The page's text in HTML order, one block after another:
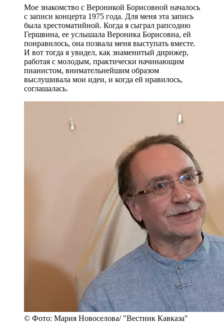
Мое знакомство с Вероникой Борисовной началось
с записи концерта 1975 года. Для меня эта запись
была хрестоматийной. Когда я сыграл рапсодию
Гершвина, ее услышала Вероника Борисовна, ей
понравилось, она позвала меня выступать вместе.
И вот тогда я увидел, как знаменитый дирижер,
работая с молодым, практически начинающим
пианистом, внимательнейшим образом
выслушивала мои идеи, и когда ей нравилось,
соглашалась.
© Фото: Мария Новоселова/ "Вестник Кавказа"